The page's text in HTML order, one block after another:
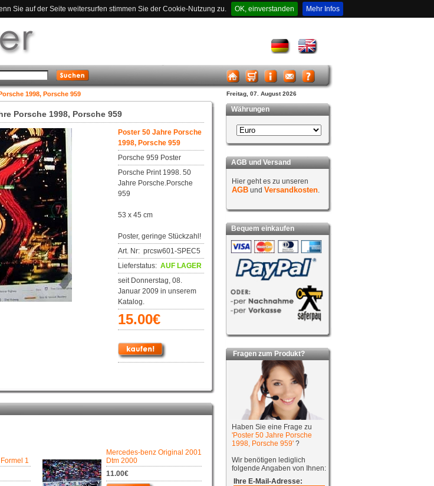
Sie auf der Seite weitersurfen stimmen Sie der Cookie-Nutzung zu. OK, einverstanden Mehr Infos
1998, Porsche 959 Freitag, 07. August 2026
Porsche 1998, Porsche 959
Poster 50 Jahre Porsche
1998, Porsche 959
Porsche 959 Poster
Porsche Print 1998. 50
Jahre Porsche.Porsche
959
53 x 45 cm
Poster, geringe Stückzahl!
Art. Nr: prcsw601-SPEC5
Lieferstatus: AUF LAGER
seit Donnerstag, 08.
Januar 2009 in unserem
Katalog.
15.00€
1
Mercedes-benz Original 2001
Dtm 2000
11.00€
Währungen
AGB und Versand
Hier geht es zu unseren
AGB und Versandkosten.
Bequem einkaufen
Fragen zum Produkt?
Haben Sie eine Frage zu
'Poster 50 Jahre Porsche
1998, Porsche 959' ?
Wir benötigen lediglich
folgende Angaben von Ihnen:
Ihre E-Mail-Adresse: